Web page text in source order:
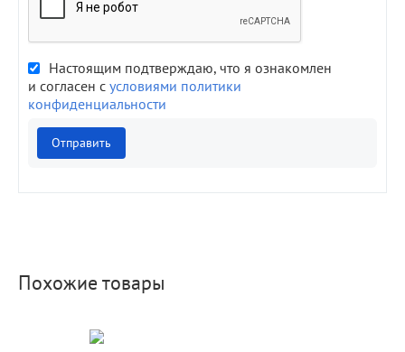
Настоящим подтверждаю, что я ознакомлен
и согласен с условиями политики
конфиденциальности
Отправить
Похожие товары